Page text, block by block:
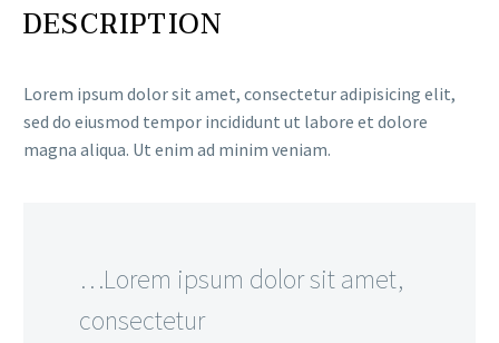
DESCRIPTION
Lorem ipsum dolor sit amet, consectetur adipisicing elit,
sed do eiusmod tempor incididunt ut labore et dolore
magna aliqua. Ut enim ad minim veniam.
…Lorem ipsum dolor sit amet,
consectetur